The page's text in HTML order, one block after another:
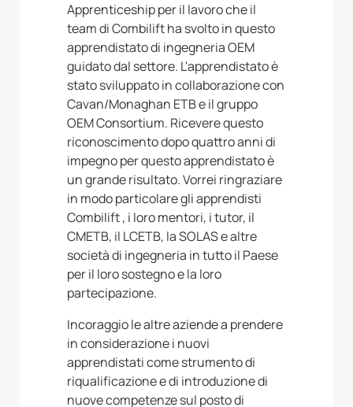
Apprenticeship per il lavoro che il
team di Combilift ha svolto in questo
apprendistato di ingegneria OEM
guidato dal settore. L'apprendistato è
stato sviluppato in collaborazione con
Cavan/Monaghan ETB e il gruppo
OEM Consortium. Ricevere questo
riconoscimento dopo quattro anni di
impegno per questo apprendistato è
un grande risultato. Vorrei ringraziare
in modo particolare gli apprendisti
Combilift , i loro mentori, i tutor, il
CMETB, il LCETB, la SOLAS e altre
società di ingegneria in tutto il Paese
per il loro sostegno e la loro
partecipazione.
Incoraggio le altre aziende a prendere
in considerazione i nuovi
apprendistati come strumento di
riqualificazione e di introduzione di
nuove competenze sul posto di